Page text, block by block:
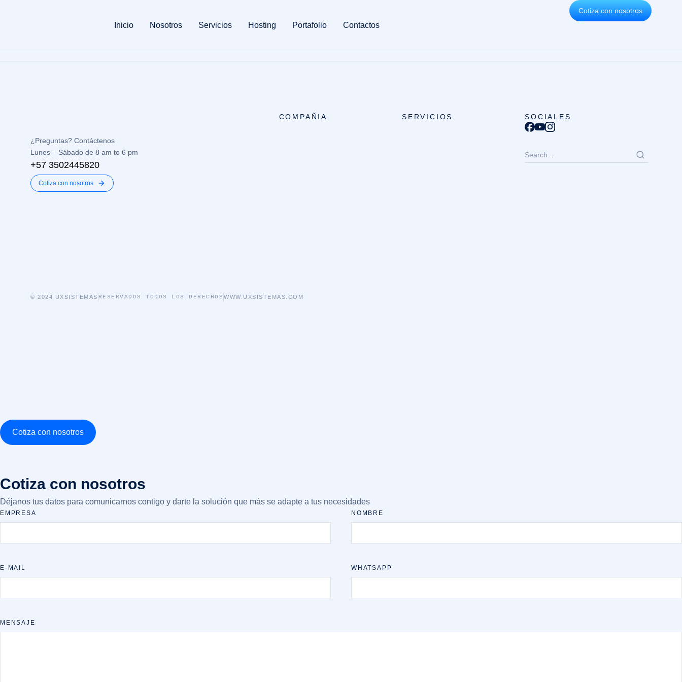
Inicio Nosotros Servicios Hosting Portafolio Contactos
Cotiza con nosotros
¿Preguntas? Contáctenos
Lunes – Sábado de 8 am to 6 pm
+57 3502445820
Cotiza con nosotros
COMPAÑIA SERVICIOS SOCIALES
© 2024 UXSISTEMAS RESERVADOS TODOS LOS DERECHOS WWW.UXSISTEMAS.COM
Cotiza con nosotros
Cotiza con nosotros
Déjanos tus datos para comunicarnos contigo y darte la solución que más se adapte a tus necesidades
EMPRESA NOMBRE
E-MAIL WHATSAPP
MENSAJE